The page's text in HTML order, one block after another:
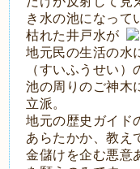
き水の池になって
枯れた井戸水が
地元民の生活の水
（すいふうせい）
池の周りのご神木
立派。
地元の歴史ガイド
あらたかか、教え
金儲けを企む悪意